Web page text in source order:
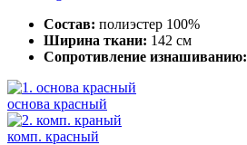
Состав: полиэстер 100%
Ширина ткани: 142 см
Сопротивление изнашиванию:
основа красный
комп. красный